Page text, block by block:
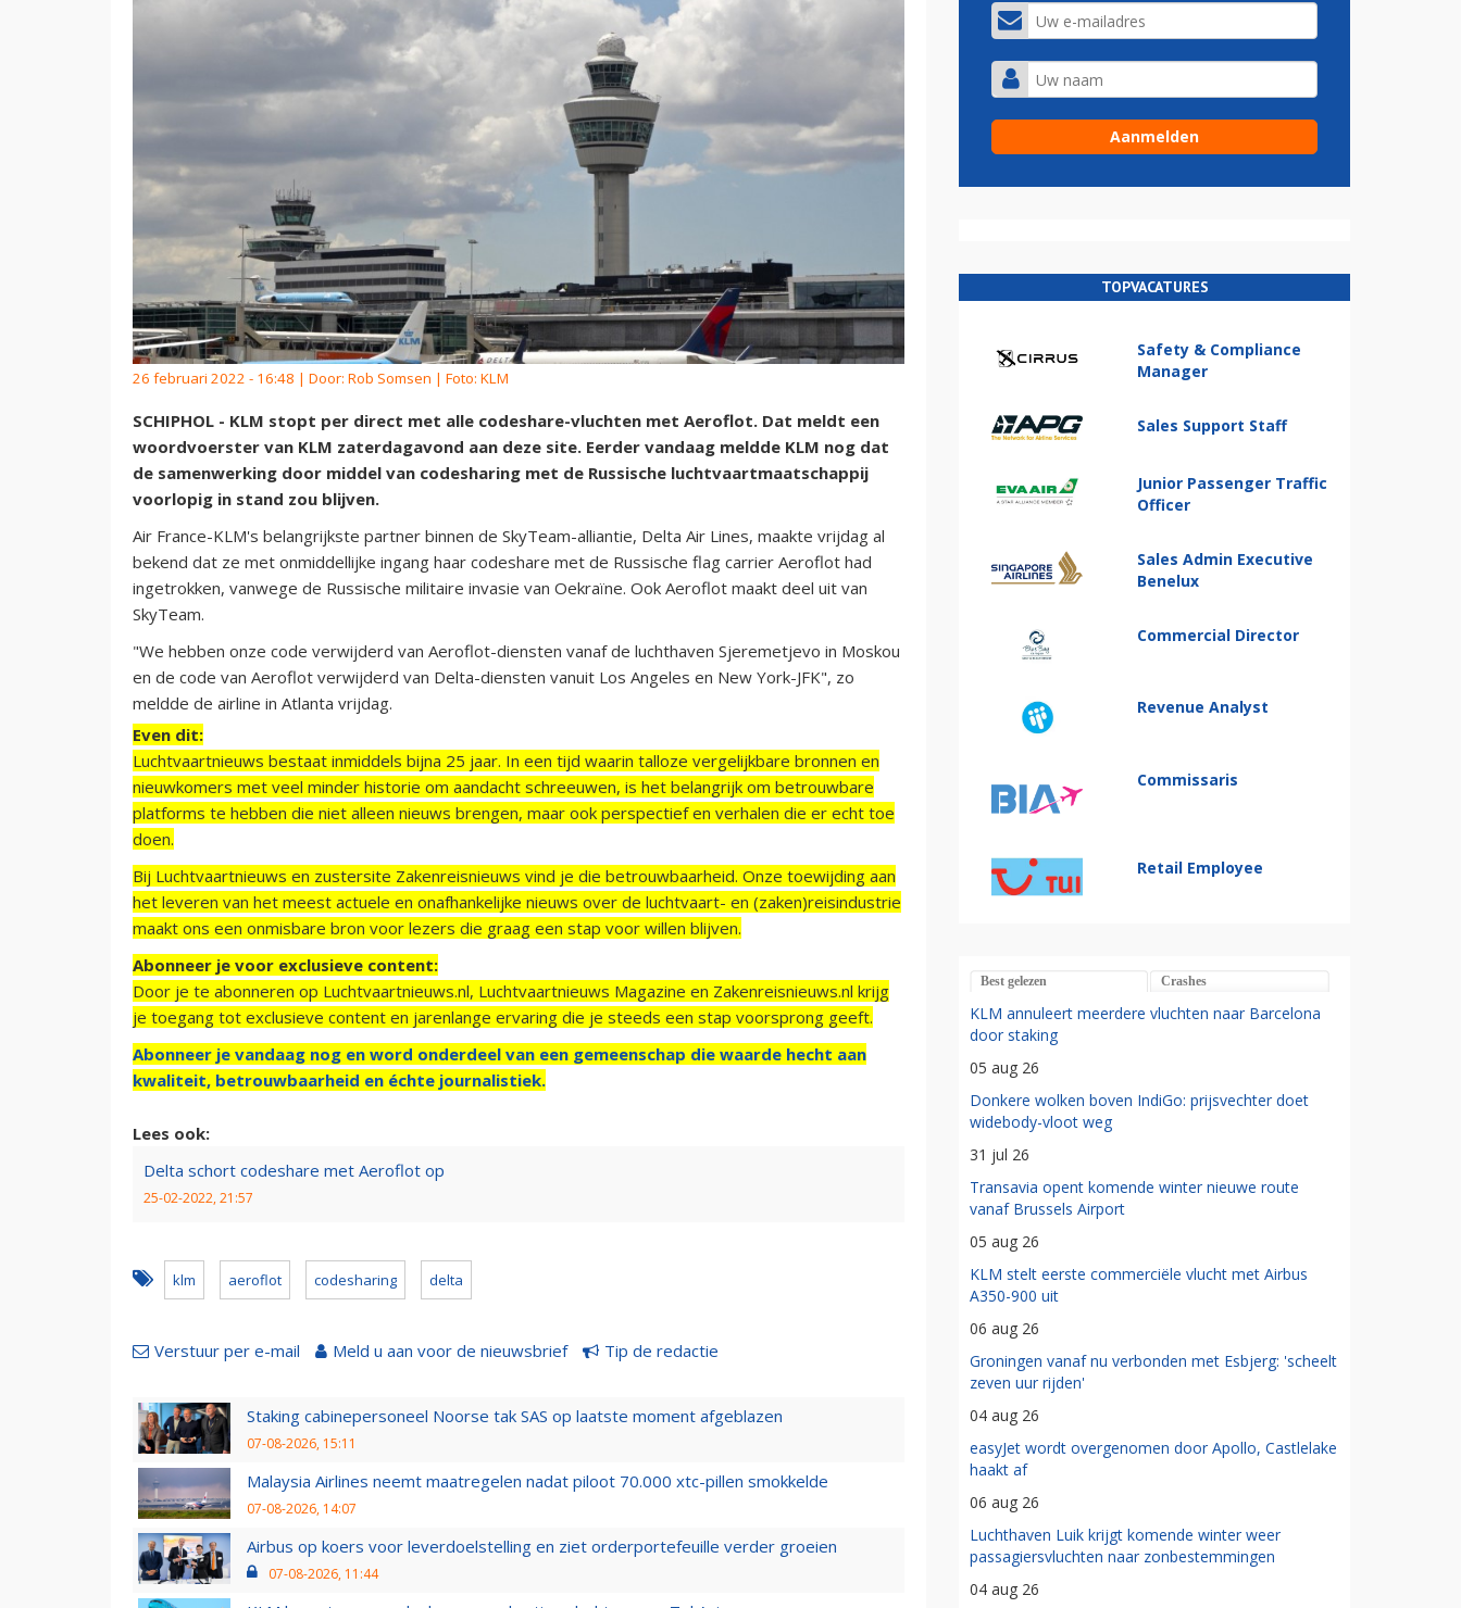
26 februari 2022 - 16:48 | Door: Rob Somsen | Foto: KLM
SCHIPHOL - KLM stopt per direct met alle codeshare-vluchten met Aeroflot. Dat meldt een
woordvoerster van KLM zaterdagavond aan deze site. Eerder vandaag meldde KLM nog dat
de samenwerking door middel van codesharing met de Russische luchtvaartmaatschappij
voorlopig in stand zou blijven.
Air France-KLM's belangrijkste partner binnen de SkyTeam-alliantie, Delta Air Lines, maakte vrijdag al
bekend dat ze met onmiddellijke ingang haar codeshare met de Russische flag carrier Aeroflot had
ingetrokken, vanwege de Russische militaire invasie van Oekraïne. Ook Aeroflot maakt deel uit van
SkyTeam.
"We hebben onze code verwijderd van Aeroflot-diensten vanaf de luchthaven Sjeremetjevo in Moskou
en de code van Aeroflot verwijderd van Delta-diensten vanuit Los Angeles en New York-JFK", zo
meldde de airline in Atlanta vrijdag.
Even dit:
Luchtvaartnieuws bestaat inmiddels bijna 25 jaar. In een tijd waarin talloze vergelijkbare bronnen en
nieuwkomers met veel minder historie om aandacht schreeuwen, is het belangrijk om betrouwbare
platforms te hebben die niet alleen nieuws brengen, maar ook perspectief en verhalen die er echt toe
doen.
Bij Luchtvaartnieuws en zustersite Zakenreisnieuws vind je die betrouwbaarheid. Onze toewijding aan
het leveren van het meest actuele en onafhankelijke nieuws over de luchtvaart- en (zaken)reisindustrie
maakt ons een onmisbare bron voor lezers die graag een stap voor willen blijven.
Abonneer je voor exclusieve content:
Door je te abonneren op Luchtvaartnieuws.nl, Luchtvaartnieuws Magazine en Zakenreisnieuws.nl krijg
je toegang tot exclusieve content en jarenlange ervaring die je steeds een stap voorsprong geeft.
Abonneer je vandaag nog en word onderdeel van een gemeenschap die waarde hecht aan
kwaliteit, betrouwbaarheid en échte journalistiek.
Lees ook:
Delta schort codeshare met Aeroflot op
25-02-2022, 21:57
klm aeroflot codesharing delta
Verstuur per e-mail Meld u aan voor de nieuwsbrief Tip de redactie
Staking cabinepersoneel Noorse tak SAS op laatste moment afgeblazen
07-08-2026, 15:11
Malaysia Airlines neemt maatregelen nadat piloot 70.000 xtc-pillen smokkelde
07-08-2026, 14:07
Airbus op koers voor leverdoelstelling en ziet orderportefeuille verder groeien
07-08-2026, 11:44
TOPVACATURES
Safety & Compliance
Manager
Sales Support Staff
Junior Passenger Traffic
Officer
Sales Admin Executive
Benelux
Commercial Director
Revenue Analyst
Commissaris
Retail Employee
Best gelezen Crashes
KLM annuleert meerdere vluchten naar Barcelona
door staking
05 aug 26
Donkere wolken boven IndiGo: prijsvechter doet
widebody-vloot weg
31 jul 26
Transavia opent komende winter nieuwe route
vanaf Brussels Airport
05 aug 26
KLM stelt eerste commerciële vlucht met Airbus
A350-900 uit
06 aug 26
Groningen vanaf nu verbonden met Esbjerg: 'scheelt
zeven uur rijden'
04 aug 26
easyJet wordt overgenomen door Apollo, Castlelake
haakt af
06 aug 26
Luchthaven Luik krijgt komende winter weer
passagiersvluchten naar zonbestemmingen
04 aug 26